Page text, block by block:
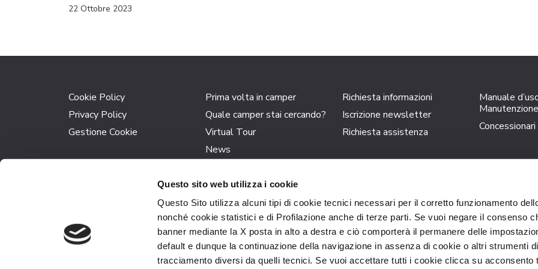
Questo sito web utilizza i cookie
Questo Sito utilizza alcuni tipi di cookie tecnici necessari per il corretto funzionamento
nonché cookie statistici e di Profilazione anche di terze parti. Se vuoi negare il consenso
banner mediante la X posta in alto a destra e ciò comporterà il permanere delle
default e dunque la continuazione della navigazione in assenza di cookie o altri strumenti di
tracciamento diversi da quelli tecnici. Se vuoi accettare tutti i cookie clicca su acconsento
22 Ottobre 2023
Cookie Policy
Privacy Policy
Gestione Cookie
Prima volta in camper
Quale camper stai cercando?
Virtual Tour
News
Richiesta informazioni
Iscrizione newsletter
Richiesta assistenza
Manuale
Manutenzione
P.I. 01010530523 – C.F. 12636260155 Loc. Cusona – 53037 San
N° REA 13954 – Cap. Soc. 18.000.000 i.v.Tel.+39 0577-6501